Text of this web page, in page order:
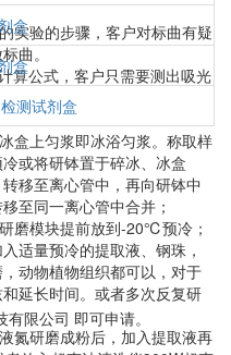
实验的步骤，客户对标曲有疑
曲。
算公式，客户只需要测出吸光
盒上匀浆即冰浴匀浆。称取样
或将研钵置于碎冰、冰盒
移至离心管中，再向研钵中
至同一离心管中合并；
磨模块提前放到-20℃预冷；
适量预冷的提取液、钢珠，
动物植物组织都可以，对于
延长时间。或者多次反复研
研磨成粉后，加入提取液再
盒
盒
测试剂盒
限公司 即可申请。